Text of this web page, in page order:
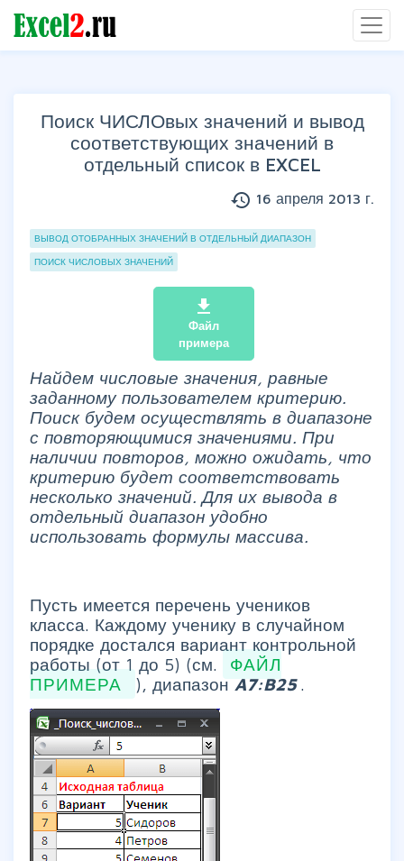
Поиск ЧИСЛОвых значений и вывод
соответствующих значений в
отдельный список в EXCEL
history 16 апреля 2013 г.
Группы статей
ВЫВОД ОТОБРАННЫХ ЗНАЧЕНИЙ В ОТДЕЛЬНЫЙ ДИАПАЗОН
ПОИСК ЧИСЛОВЫХ ЗНАЧЕНИЙ
file_download
Файл
примера
Найдем числовые значения, равные
заданному пользователем критерию.
Поиск будем осуществлять в диапазоне
с повторяющимися значениями. При
наличии повторов, можно ожидать, что
критерию будет соответствовать
несколько значений. Для их вывода в
отдельный диапазон удобно
использовать формулы массива.
Пусть имеется перечень учеников
класса. Каждому ученику в случайном
порядке достался вариант контрольной
работы (от 1 до 5) (см.
ФАЙЛ
ПРИМЕРА
), диапазон A7:B25.